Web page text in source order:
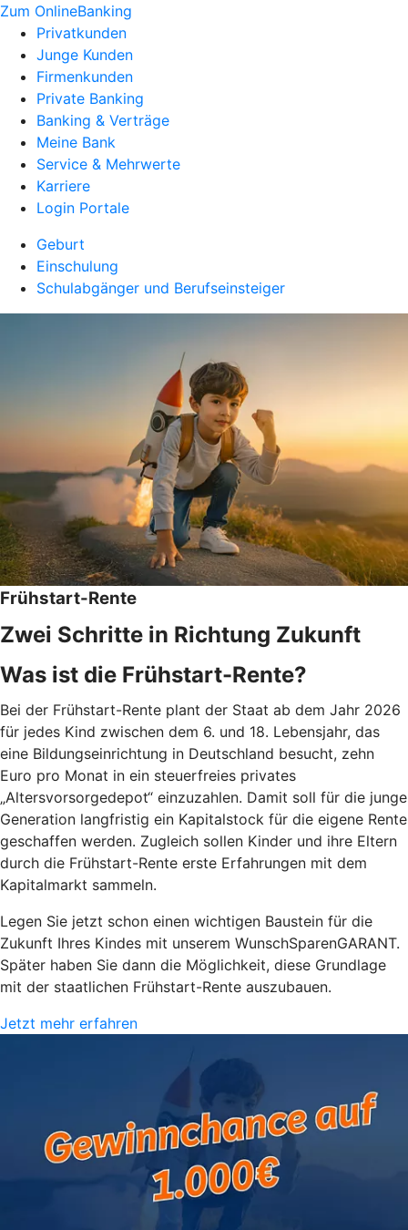
Zum OnlineBanking
Privatkunden
Junge Kunden
Firmenkunden
Private Banking
Banking & Verträge
Meine Bank
Service & Mehrwerte
Karriere
Login Portale
Geburt
Einschulung
Schulabgänger und Berufseinsteiger
Frühstart-Rente
Zwei Schritte in Richtung Zukunft
Was ist die Frühstart-Rente?
Bei der Frühstart-Rente plant der Staat ab dem Jahr 2026
für jedes Kind zwischen dem 6. und 18. Lebensjahr, das
eine Bildungseinrichtung in Deutschland besucht, zehn
Euro pro Monat in ein steuerfreies privates
„Altersvorsorgedepot“ einzuzahlen. Damit soll für die junge
Generation langfristig ein Kapitalstock für die eigene Rente
geschaffen werden. Zugleich sollen Kinder und ihre Eltern
durch die Frühstart-Rente erste Erfahrungen mit dem
Kapitalmarkt sammeln.
Legen Sie jetzt schon einen wichtigen Baustein für die
Zukunft Ihres Kindes mit unserem WunschSparenGARANT.
Später haben Sie dann die Möglichkeit, diese Grundlage
mit der staatlichen Frühstart-Rente auszubauen.
Jetzt mehr erfahren